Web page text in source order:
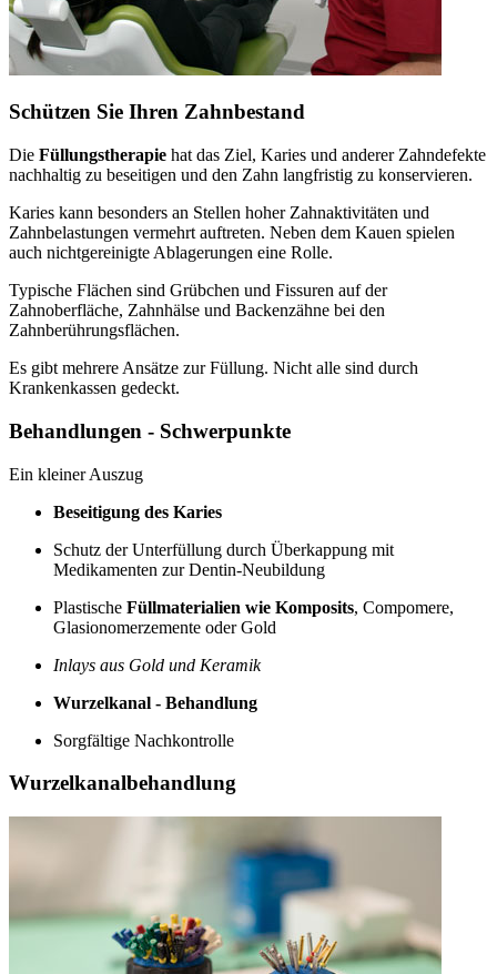
Schützen Sie Ihren Zahnbestand
Die Füllungstherapie hat das Ziel, Karies und anderer Zahndefekte
nachhaltig zu beseitigen und den Zahn langfristig zu konservieren.
Karies kann besonders an Stellen hoher Zahnaktivitäten und
Zahnbelastungen vermehrt auftreten. Neben dem Kauen spielen
auch nichtgereinigte Ablagerungen eine Rolle.
Typische Flächen sind Grübchen und Fissuren auf der
Zahnoberfläche, Zahnhälse und Backenzähne bei den
Zahnberührungsflächen.
Es gibt mehrere Ansätze zur Füllung. Nicht alle sind durch
Krankenkassen gedeckt.
Behandlungen - Schwerpunkte
Ein kleiner Auszug
Beseitigung des Karies
Schutz der Unterfüllung durch Überkappung mit
Medikamenten zur Dentin-Neubildung
Plastische Füllmaterialien wie Komposits, Compomere,
Glasionomerzemente oder Gold
Inlays aus Gold und Keramik
Wurzelkanal - Behandlung
Sorgfältige Nachkontrolle
Wurzelkanalbehandlung